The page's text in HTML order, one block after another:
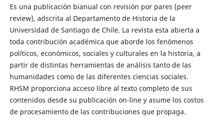
Es una publicación bianual con revisión por pares (peer
review), adscrita al Departamento de Historia de la
Universidad de Santiago de Chile. La revista esta abierta a
toda contribución académica que aborde los fenómenos
políticos, económicos, sociales y culturales en la historia, a
partir de distintas herramientas de análisis tanto de las
humanidades como de las diferentes ciencias sociales.
RHSM proporciona acceso libre al texto completo de sus
contenidos desde su publicación on-line y asume los costos
de procesamiento de las contribuciones que propaga.